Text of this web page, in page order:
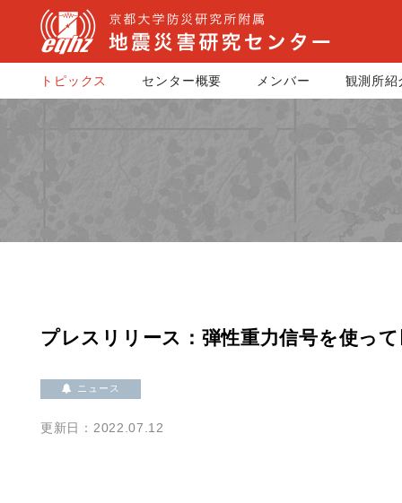
トピックス センター概要 メンバー 観測所紹
プレスリリース：弾性重力信号を使っ
ニュース
更新日：2022.07.12